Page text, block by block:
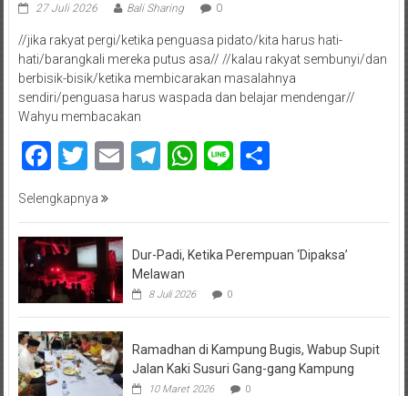
27 Juli 2026 Bali Sharing 0
//jika rakyat pergi/ketika penguasa pidato/kita harus hati-
hati/barangkali mereka putus asa// //kalau rakyat sembunyi/dan
berbisik-bisik/ketika membicarakan masalahnya
sendiri/penguasa harus waspada dan belajar mendengar//
Wahyu membacakan
Facebook
Twitter
EmailTelegram
WhatsApp
LineShare
Selengkapnya
Dur-Padi, Ketika Perempuan ‘Dipaksa’
Melawan
8 Juli 2026 0
Ramadhan di Kampung Bugis, Wabup Supit
Jalan Kaki Susuri Gang-gang Kampung
10 Maret 2026 0